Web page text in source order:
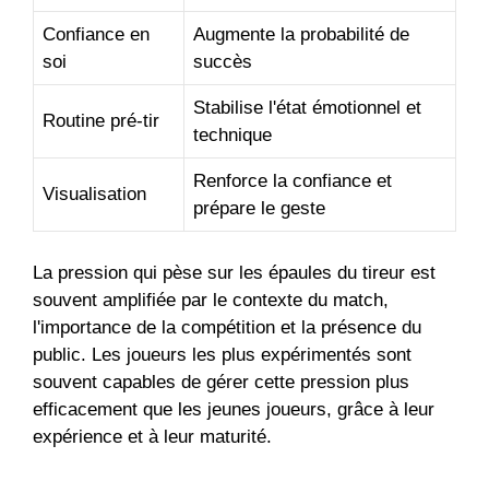
Confiance en
soi
Augmente la probabilité de
succès
Routine pré-tir
Stabilise l'état émotionnel et
technique
Visualisation
Renforce la confiance et
prépare le geste
La pression qui pèse sur les épaules du tireur est
souvent amplifiée par le contexte du match,
l'importance de la compétition et la présence du
public. Les joueurs les plus expérimentés sont
souvent capables de gérer cette pression plus
efficacement que les jeunes joueurs, grâce à leur
expérience et à leur maturité.